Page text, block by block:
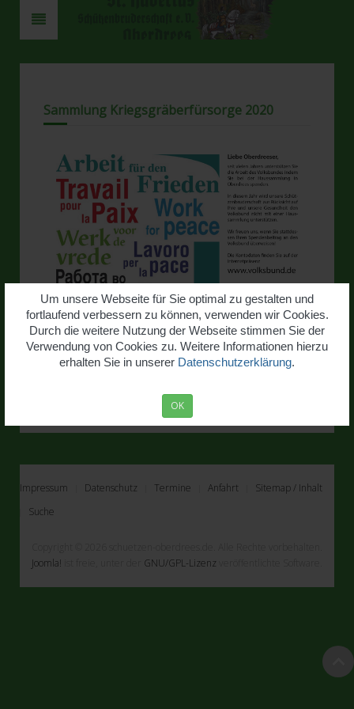
Um unsere Webseite für Sie optimal zu gestalten und
fortlaufend verbessern zu können, verwenden wir Cookies.
Durch die weitere Nutzung der Webseite stimmen Sie der
Verwendung von Cookies zu. Weitere Informationen hierzu
erhalten Sie in unserer Datenschutzerklärung.
OK
Sammlung Kriegs­gräber­fürsorge 2020
Impressum Datenschutz Termine Anfahrt
Sitemap / Inhalt
Suche
Joomla!
GNU/GPL-Lizenz